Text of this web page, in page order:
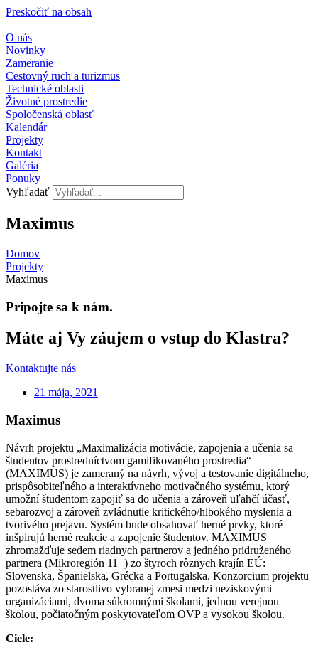
Preskočiť na obsah
O nás
Novinky
Zameranie
Cestovný ruch a turizmus
Technické oblasti
Životné prostredie
Spoločenská oblasť
Kalendár
Projekty
Kontakt
Galéria
Ponuky
Vyhľadať
Maximus
Domov
Projekty
Maximus
Pripojte sa k nám.
Máte aj Vy záujem o vstup do Klastra?
Kontaktujte nás
21 mája, 2021
Maximus
Návrh projektu „Maximalizácia motivácie, zapojenia a učenia sa
študentov prostredníctvom gamifikovaného prostredia“
(MAXIMUS) je zameraný na návrh, vývoj a testovanie digitálneho,
prispôsobiteľného a interaktívneho motivačného systému, ktorý
umožní študentom zapojiť sa do učenia a zároveň uľahčí účasť,
sebarozvoj a zároveň zvládnutie kritického/hlbokého myslenia a
tvorivého prejavu. Systém bude obsahovať herné prvky, ktoré
inšpirujú herné reakcie a zapojenie študentov. MAXIMUS
zhromažďuje sedem riadnych partnerov a jedného pridruženého
partnera (Mikroregión 11+) zo štyroch rôznych krajín EÚ:
Slovenska, Španielska, Grécka a Portugalska. Konzorcium projektu
pozostáva zo starostlivo vybranej zmesi medzi neziskovými
organizáciami, dvoma súkromnými školami, jednou verejnou
školou, počiatočným poskytovateľom OVP a vysokou školou.
Ciele: